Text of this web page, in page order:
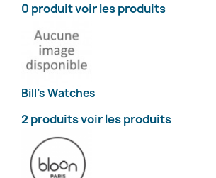
0 produitvoir les produits
Bill's Watches
2 produitsvoir les produits